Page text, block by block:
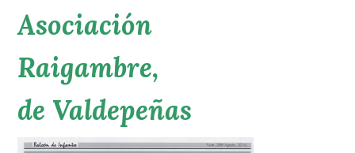
Asociación
Raigambre,
de Valdepeñas